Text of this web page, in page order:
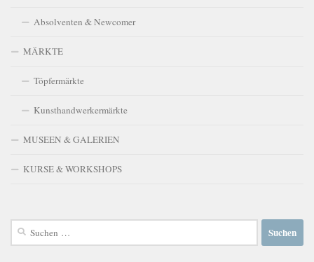
Absolventen & Newcomer
MÄRKTE
Töpfermärkte
Kunsthandwerkermärkte
MUSEEN & GALERIEN
KURSE & WORKSHOPS
Suchen